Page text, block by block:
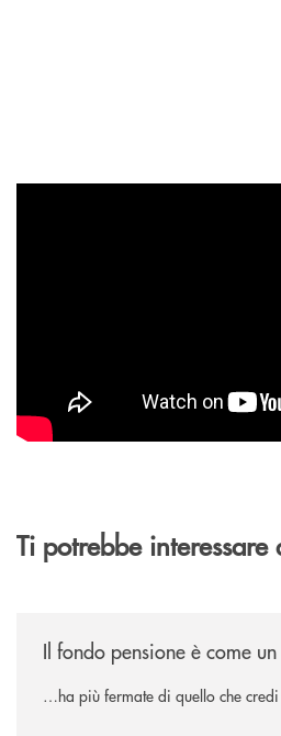
Ti potrebbe interessare
Il fondo pensione è come
…ha più fermate di quello che credi